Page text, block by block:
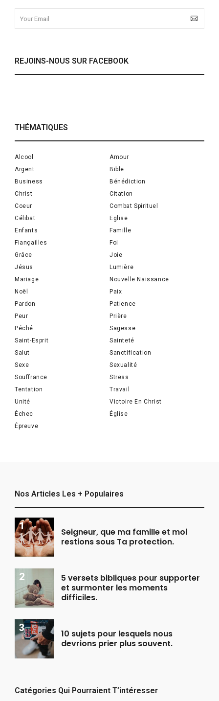
REJOINS-NOUS SUR FACEBOOK
THÉMATIQUES
Alcool
Amour
Argent
Bible
Business
Bénédiction
Christ
Citation
Coeur
Combat Spirituel
Célibat
Eglise
Enfants
Famille
Fiançailles
Foi
Grâce
Joie
Jésus
Lumière
Mariage
Nouvelle Naissance
Noël
Paix
Pardon
Patience
Peur
Prière
Péché
Sagesse
Saint-Esprit
Sainteté
Salut
Sanctification
Sexe
Sexualité
Souffrance
Stress
Tentation
Travail
Unité
Victoire En Christ
Échec
Église
Épreuve
Nos Articles Les + Populaires
Seigneur, que ma famille et moi
restions sous Ta protection.
5 versets bibliques pour supporter
et surmonter les moments
difficiles.
10 sujets pour lesquels nous
devrions prier plus souvent.
Catégories Qui Pourraient T’intéresser